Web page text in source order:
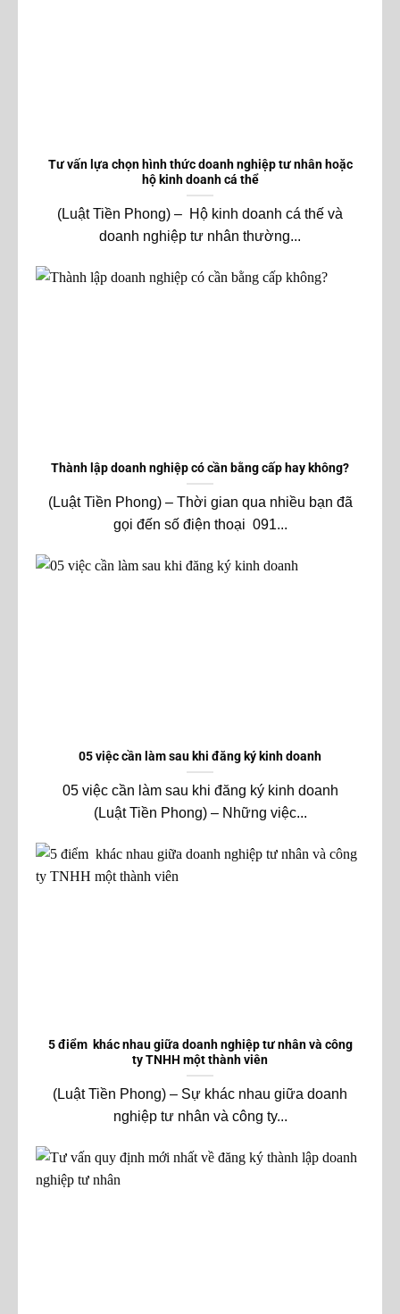
Tư vấn lựa chọn hình thức doanh nghiệp tư nhân hoặc
hộ kinh doanh cá thể
(Luật Tiền Phong) – Hộ kinh doanh cá thế và
doanh nghiệp tư nhân thường...
Thành lập doanh nghiệp có cần bằng cấp hay không?
(Luật Tiền Phong) – Thời gian qua nhiều bạn đã
gọi đến số điện thoại 091...
05 việc cần làm sau khi đăng ký kinh doanh
05 việc cần làm sau khi đăng ký kinh doanh
(Luật Tiền Phong) – Những việc...
5 điểm khác nhau giữa doanh nghiệp tư nhân và công
ty TNHH một thành viên
(Luật Tiền Phong) – Sự khác nhau giữa doanh
nghiệp tư nhân và công ty...